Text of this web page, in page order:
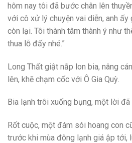
hôm nay tôi đã bước chân lên
với cô xử lý chuyện vai diễn, anh
còn lại. Tôi thành tâm thành ý như
thua lỗ đấy nhé.”
Long Thất giật nắp lon bia, nâng
lên, khẽ chạm cốc với Ô Gia Quỳ.
Bia lạnh trôi xuống bụng, một lời đã
Rốt cuộc, một đám sói hoang con
trước khi mùa đông lạnh giá ập tới,